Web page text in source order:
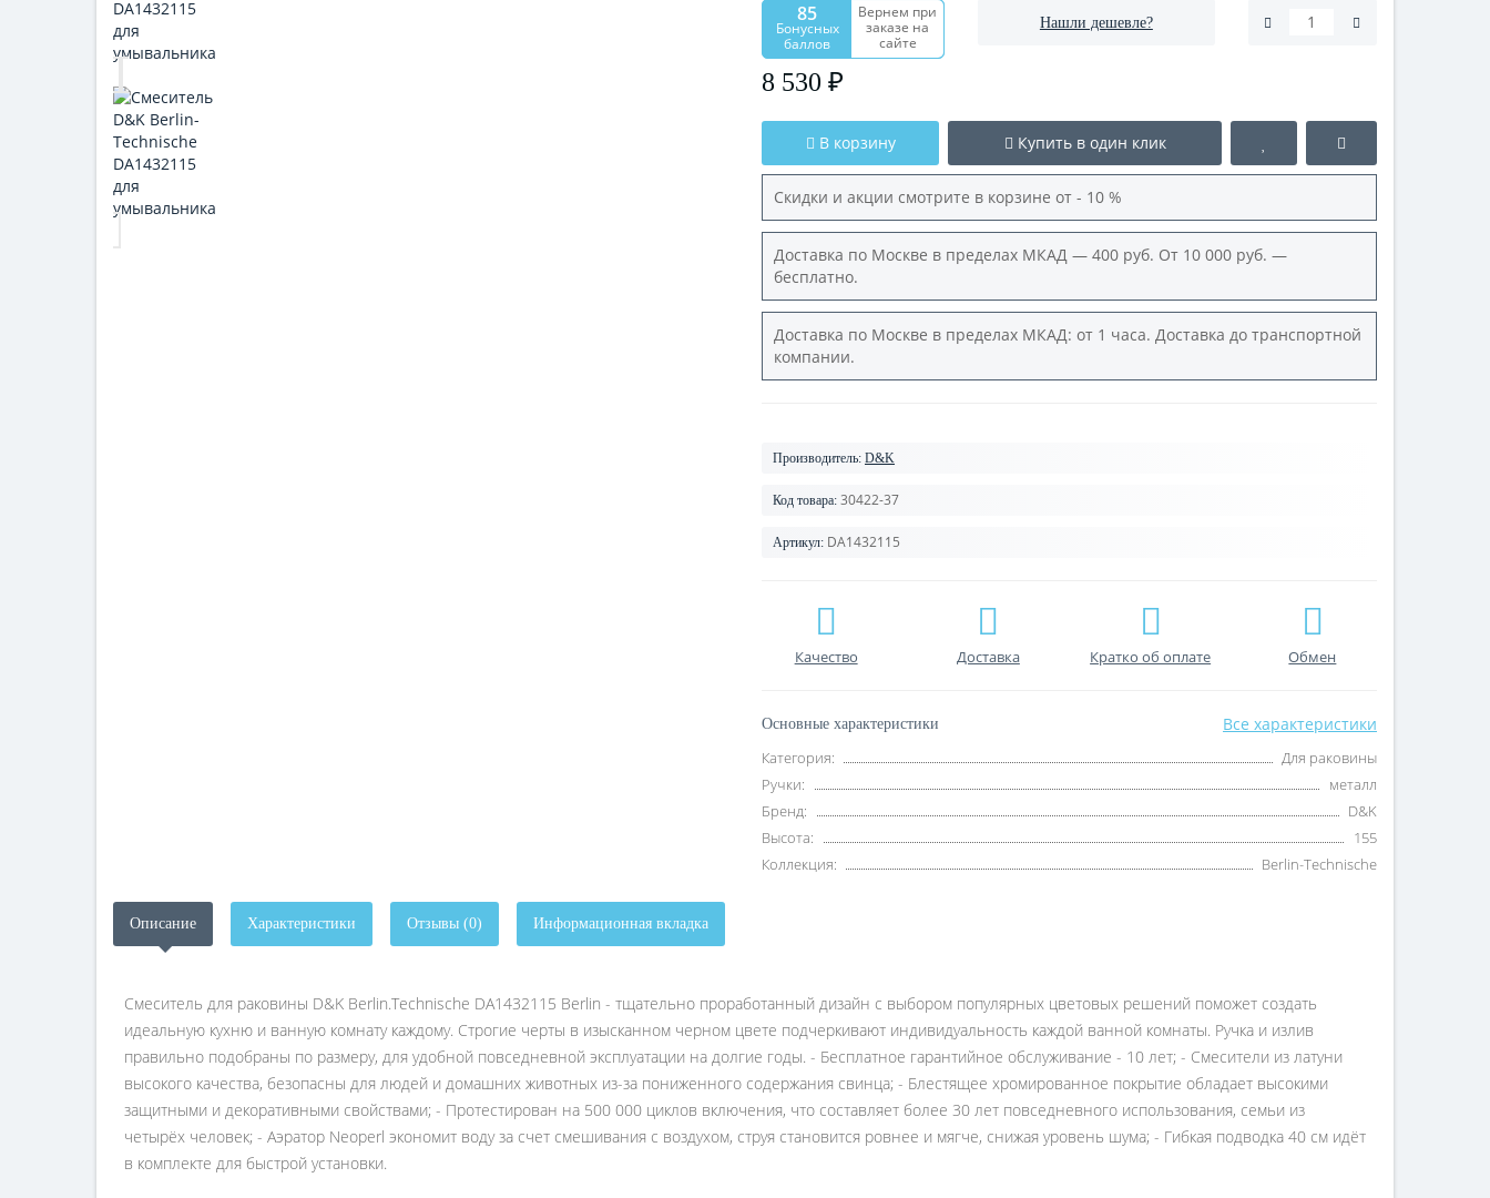
85
Бонусных
баллов
Вернем при
заказе на
сайте
8 530 ₽
Нашли дешевле?
В корзину Купить в один клик
Скидки и акции смотрите в корзине от - 10 %
Доставка по Москве в пределах МКАД — 400 руб. От 10 000 руб. —
бесплатно.
Доставка по Москве в пределах МКАД: от 1 часа. Доставка до транспортной
компании.
Производитель: D&K
Код товара: 30422-37
Артикул: DA1432115
Качество Доставка Кратко об оплате Обмен
Основные характеристики Все характеристики
Категория:
Для раковины
Ручки:
металл
Бренд:
D&K
Высота:
155
Коллекция:
Berlin-Technische
Описание Характеристики Отзывы (0) Информационная вкладка
Смеситель для раковины D&K Berlin.Technische DA1432115 Berlin - тщательно проработанный дизайн с выбором популярных цветовых решений поможет создать
идеальную кухню и ванную комнату каждому. Строгие черты в изысканном черном цвете подчеркивают индивидуальность каждой ванной комнаты. Ручка и излив
правильно подобраны по размеру, для удобной повседневной эксплуатации на долгие годы. - Бесплатное гарантийное обслуживание - 10 лет; - Смесители из латуни
высокого качества, безопасны для людей и домашних животных из-за пониженного содержания свинца; - Блестящее хромированное покрытие обладает высокими
защитными и декоративными свойствами; - Протестирован на 500 000 циклов включения, что составляет более 30 лет повседневного использования, семьи из
четырёх человек; - Аэратор Neoperl экономит воду за счет смешивания с воздухом, струя становится ровнее и мягче, снижая уровень шума; - Гибкая подводка 40 см идёт
в комплекте для быстрой установки.